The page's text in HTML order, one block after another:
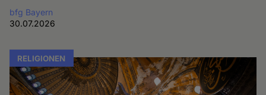
bfg Bayern
30.07.2026
RELIGIONEN